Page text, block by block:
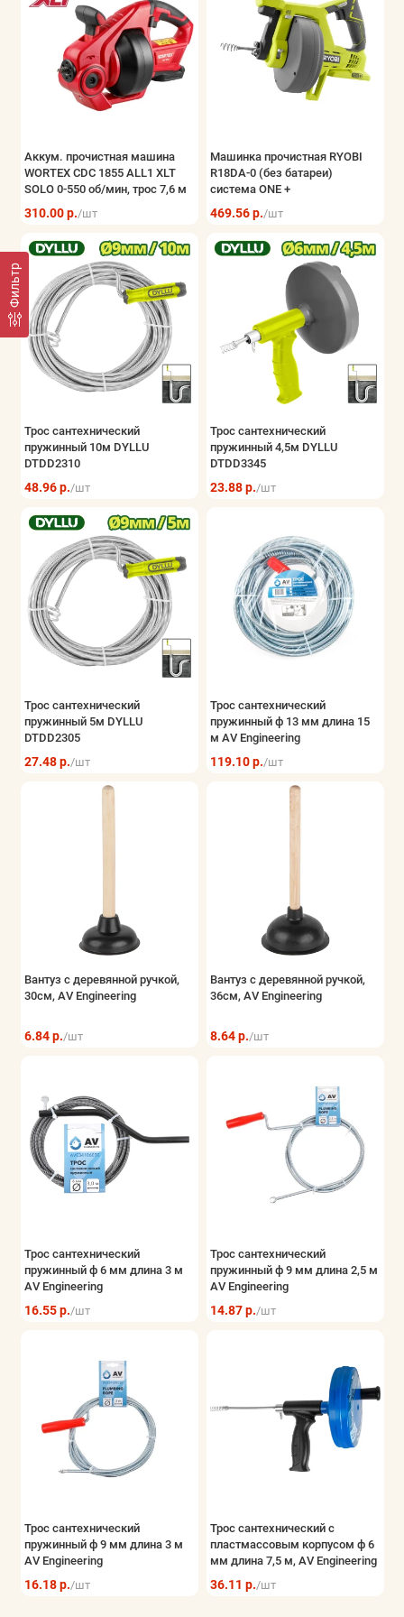
Фильтр
Аккум. прочистная машина
WORTEX CDC 1855 ALL1 XLT
SOLO 0-550 об/мин, трос 7,6 м
310.00 р./шт
Машинка прочистная RYOBI
R18DA-0 (без батареи)
система ONE +
469.56 р./шт
Трос сантехнический
пружинный 10м DYLLU
DTDD2310
48.96 р./шт
Трос сантехнический
пружинный 4,5м DYLLU
DTDD3345
23.88 р./шт
Трос сантехнический
пружинный 5м DYLLU
DTDD2305
27.48 р./шт
Трос сантехнический
пружинный ф 13 мм длина 15
м AV Engineering
119.10 р./шт
Вантуз с деревянной ручкой,
30см, AV Engineering
6.84 р./шт
Вантуз с деревянной ручкой,
36см, AV Engineering
8.64 р./шт
Трос сантехнический
пружинный ф 6 мм длина 3 м
AV Engineering
16.55 р./шт
Трос сантехнический
пружинный ф 9 мм длина 2,5 м
AV Engineering
14.87 р./шт
Трос сантехнический
пружинный ф 9 мм длина 3 м
AV Engineering
16.18 р./шт
Трос сантехнический с
пластмасcовым корпусом ф 6
мм длина 7,5 м, AV Engineering
36.11 р./шт